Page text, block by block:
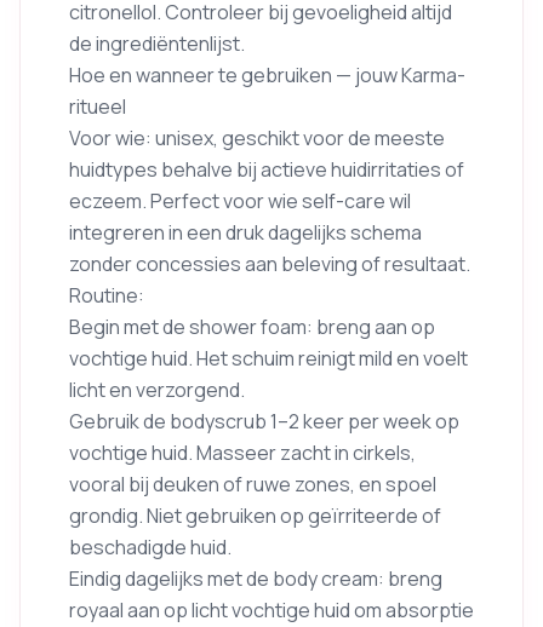
citronellol. Controleer bij gevoeligheid altijd
de ingrediëntenlijst.
Hoe en wanneer te gebruiken — jouw Karma-
ritueel
Voor wie: unisex, geschikt voor de meeste
huidtypes behalve bij actieve huidirritaties of
eczeem. Perfect voor wie self-care wil
integreren in een druk dagelijks schema
zonder concessies aan beleving of resultaat.
Routine:
Begin met de shower foam: breng aan op
vochtige huid. Het schuim reinigt mild en voelt
licht en verzorgend.
Gebruik de bodyscrub 1–2 keer per week op
vochtige huid. Masseer zacht in cirkels,
vooral bij deuken of ruwe zones, en spoel
grondig. Niet gebruiken op geïrriteerde of
beschadigde huid.
Eindig dagelijks met de body cream: breng
royaal aan op licht vochtige huid om absorptie